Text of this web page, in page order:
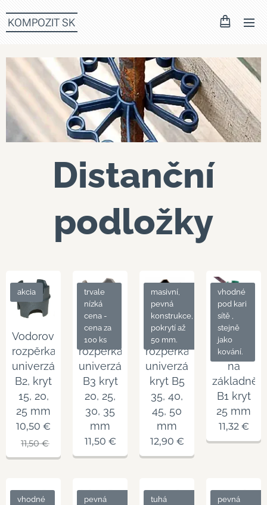
KOMPOZIT SK
Distanční
podložky
Vodorovná
rozpěrka
univerzální
B2, kryt
15, 20,
25 mm
akcia
10,50 €
11,50€
Vodorovná
rozpěrka
univerzální
B3 kryt
20, 25,
30, 35
mm
trvale
nízká
cena -
cena za
100 ks
11,50 €
Vodorovná
rozpěrka
univerzální
kryt B5
35, 40,
45, 50
mm
masivní,
pevná
konstrukce,
pokrytí až
50 mm.
12,90 €
Vodorovná
rozpěrka
na
základně
B1 kryt
25 mm
vhodné
pod kari
sítě ,
stejně
jako
kování.
11,32€
vhodné
pevná
tuhá
pevná